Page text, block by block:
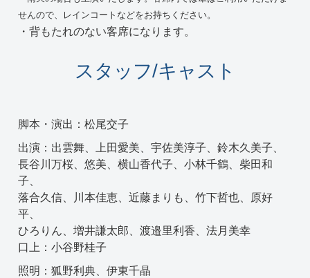
せんので、レインコートなどをお持ちください。
・背もたれのない客席になります。
スタッフ/キャスト
脚本・演出：松尾交子
出演：出雲舞、上田愛美、宇佐美淳子、鈴木久美子、
長谷川万桜、悠美、横山香代子、小林千鶴、柴田和
子、
落合久信、川本佳恵、近藤まりも、竹下哲也、原好
平、
ひろりん、増井謙太郎、渡邉里利香、法月美幸
口上：小谷野桂子
照明：狐野利典、伊東千晶